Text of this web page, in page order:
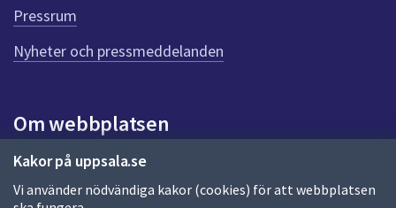
Kakor på uppsala.se
Vi använder nödvändiga kakor (cookies) för att webbplatsen
e
n
n
a
d
a
Pressrum
Nyheter och pressmeddelanden
Om webbplatsen
Om webbplatsen
Allmänna handlingar och diarium